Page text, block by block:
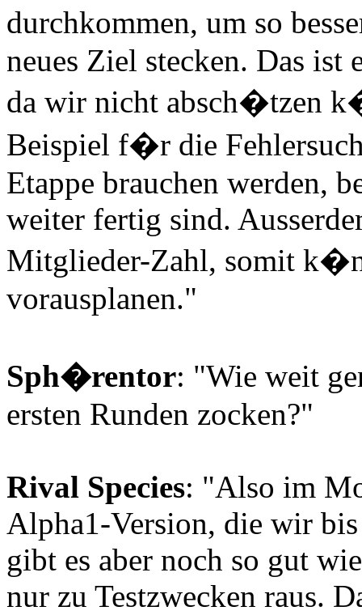
durchkommen, um so
neues Ziel stecken. Das ist
da wir nicht absch�tzen
Beispiel f�r die
Etappe brauchen werden,
weiter fertig sind.
Mitglieder-Zahl, somit
vorausplanen."
Sph�rentor: "Wie weit
ersten Runden zocken?"
Rival Species: "Also im
Alpha1-Version, die wir
gibt es aber noch so gut
nur zu Testzwecken raus.